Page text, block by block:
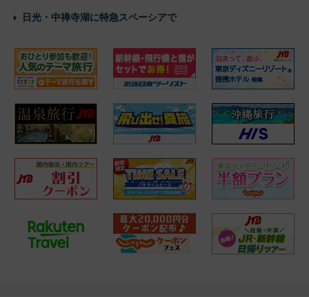
日光・中禅寺湖に特急スペーシアで